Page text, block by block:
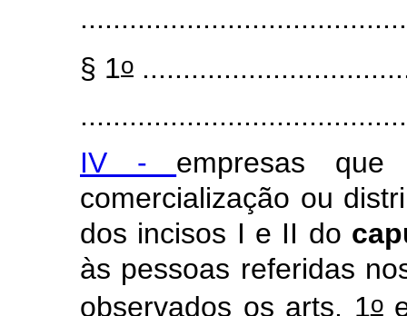
§ 1o
IV - empresas
comercialização ou
dos incisos I e II do
às pessoas referidas
observados os arts. 1o